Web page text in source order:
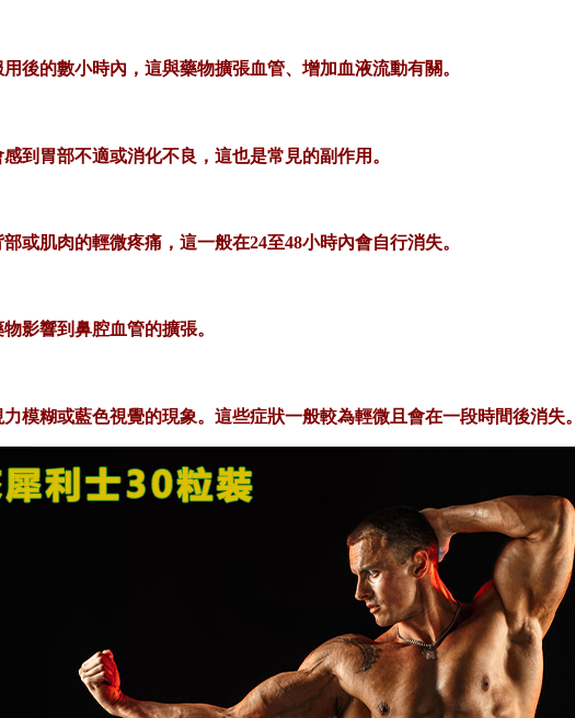
後的數小時內，這與藥物擴張血管、增加血液流動有關。
到胃部不適或消化不良，這也是常見的副作用。
或肌肉的輕微疼痛，這一般在24至48小時內會自行消失。
影響到鼻腔血管的擴張。
模糊或藍色視覺的現象。這些症狀一般較為輕微且會在一段時間後消失。